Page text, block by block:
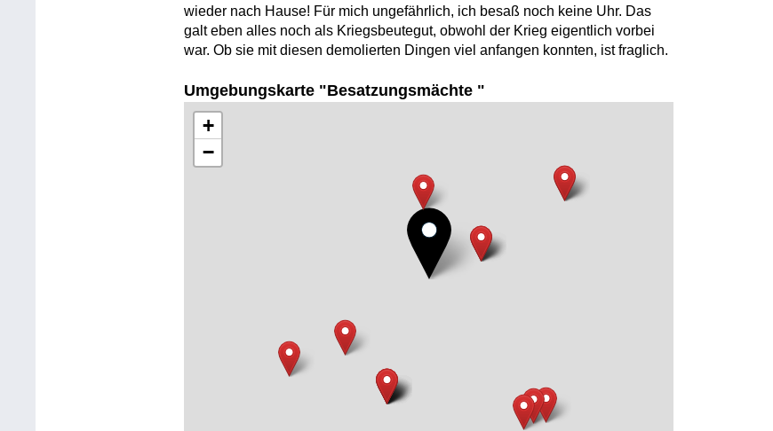
wieder nach Hause! Für mich ungefährlich, ich besaß noch keine Uhr. Das
galt eben alles noch als Kriegsbeutegut, obwohl der Krieg eigentlich vorbei
war. Ob sie mit diesen demolierten Dingen viel anfangen konnten, ist fraglich.
Umgebungskarte "Besatzungsmächte "
+
−